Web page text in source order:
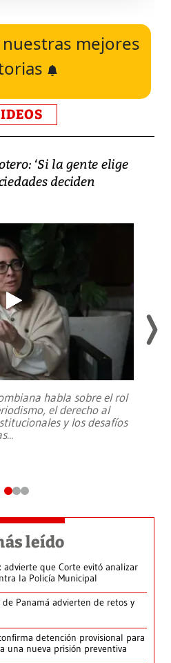
mejores
‘Si la gente elige
deciden
habla sobre el rol
el derecho al
y los desafíos
...
leído
advierte que Corte evitó analizar
la Policía Municipal
Panamá advierten de retos y
detención provisional para
una nueva prisión preventiva